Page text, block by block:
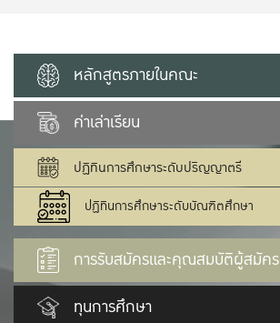
หลักสูตรภายในคณะ
ค่าเล่าเรียน
ปฏิทินการศึกษาระดับปริญญาตรี
ปฏิทินการศึกษาระดับบัณฑิตศึกษา
การรับสมัครและคุณสมบัติผู้สมัคร
ทุนการศึกษา